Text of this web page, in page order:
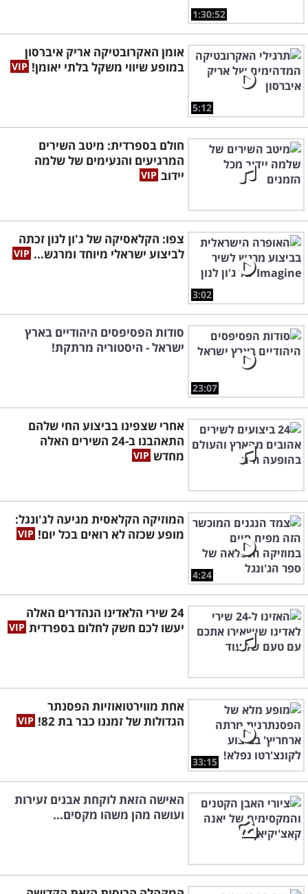
1:30:52
5:12
אומן האקרובטיקה אריק איברסון
במופע שיווי משקל בלתי יאומן!
חולם בספרדית: מיטב השירים
המרגיעים והנעימים של שלמה
יידוב
3:02
צפו: הקלאסיקה של ג'ון לנון זכתה
לביצוע ישראלי מיוחד ומרגש...
23:07
סודות הפסיפסים היהודיים בארץ
ישראל - היסטוריה מרתקת!
אחרי שצפינו בביצוע החי שלהם
התאהבנו ב-24 השירים האלה
מחדש
4:24
המוזיקה הקלאסית מגיעה לג'ונגל:
מופע שכזה לא רואים בכל יום!
24 שירי הלאדינו הנהדרים האלה
יעשו לכם חשק לחלום בספרדית
33:15
אחת מווירטואוזיות הפסנתר
הגדולות של זמננו כבר בת 82!
האישה הזאת לוקחת אבנים זעירות
ועושה מהן משהו מקסים...